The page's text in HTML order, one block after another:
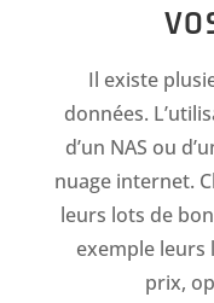
Il existe
données.
d’un NAS ou
nuage internet.
leurs lots de
exemple leurs
prix,